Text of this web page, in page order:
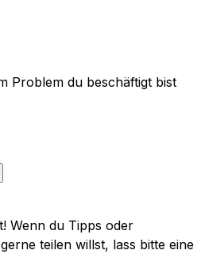
Problem du beschäftigt bist
Wenn du Tipps oder
teilen willst, lass bitte eine